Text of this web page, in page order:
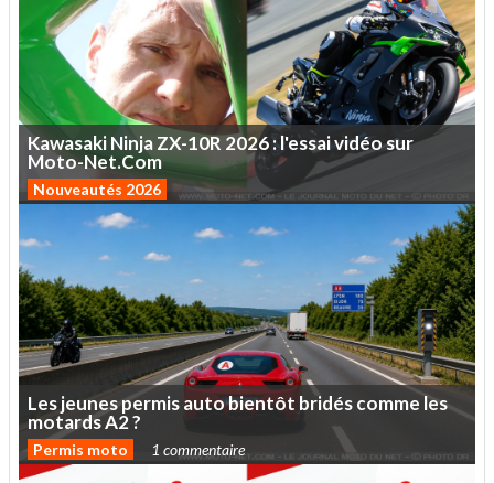
KawasakiNinjaZX-10R2026:l'essaividéosur
Moto-Net.Com
Nouveautés 2026
Lesjeunespermisautobientôt bridéscommeles
motardsA2?
Permis moto 1 commentaire